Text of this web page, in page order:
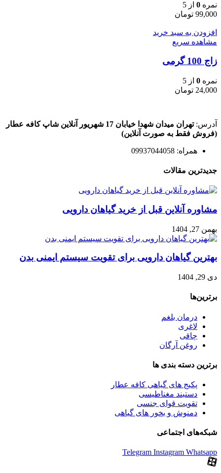
نمره 0 از 5
99,000 تومان
افزودن به سبد خرید
مشاهده سریع
زاج 100 گرمی
نمره 0 از 5
24,000 تومان
آدرس:تهران میدان شهدا خیابان 17 شهریور آنلاین شاپ کافه عطار
(فروش فقط به صورت آنلاین)
همراه: 09937044058
جدیدترین مقالات
مشاوره آنلاین قبل از خرید گیاهان دارویی
بهمن 27, 1404
بهترین گیاهان دارویی برای تقویت سیستم ایمنی بدن
دی 29, 1404
برترین‌ها
درمان بلغم
لاغری
چاقی
روغن آرگان
برترین‌ دسته بندی ها
پکیج های گیاهی کافه عطار
دستبند مغناطیسی
تقویت قوای جنسی
دمنوش و بخور های گیاهی
شبکه‌های اجتماعی
Telegram Instagram Whatsapp